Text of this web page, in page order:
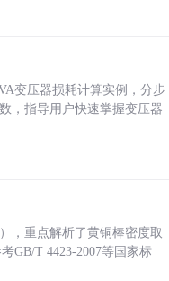
变压器损耗计算实例，分步
，指导用户快速掌握变压器
，重点解析了黄铜棒密度取
GB/T 4423-2007等国家标